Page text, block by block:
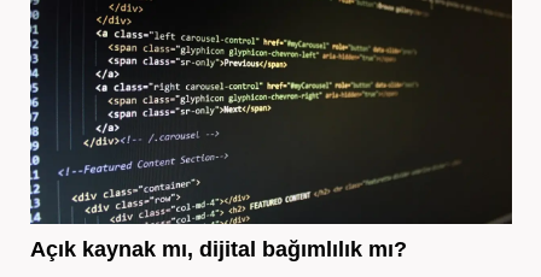
Açık kaynak mı, dijital bağımlılık mı?